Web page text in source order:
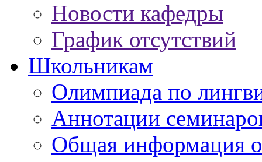
Новости кафедры
График отсутствий
Школьникам
Олимпиада по
Аннотации
Общая информация